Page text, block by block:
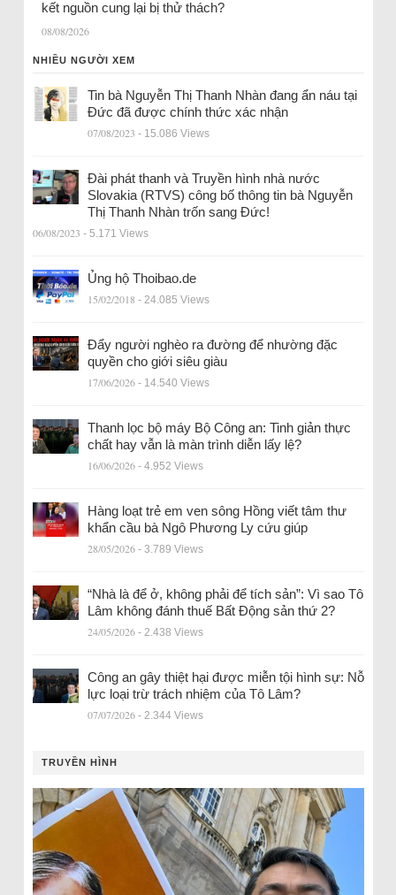
kết nguồn cung lại bị thử thách?
08/08/2026
NHIỀU NGƯỜI XEM
Tin bà Nguyễn Thị Thanh Nhàn đang ẩn náu tại
Đức đã được chính thức xác nhận
07/08/2023 - 15.086 Views
Đài phát thanh và Truyền hình nhà nước
Slovakia (RTVS) công bố thông tin bà Nguyễn
Thị Thanh Nhàn trốn sang Đức!
06/08/2023 - 5.171 Views
Ủng hộ Thoibao.de
15/02/2018 - 24.085 Views
Đẩy người nghèo ra đường để nhường đặc
quyền cho giới siêu giàu
17/06/2026 - 14.540 Views
Thanh lọc bộ máy Bộ Công an: Tinh giản thực
chất hay vẫn là màn trình diễn lấy lệ?
16/06/2026 - 4.952 Views
Hàng loạt trẻ em ven sông Hồng viết tâm thư
khẩn cầu bà Ngô Phương Ly cứu giúp
28/05/2026 - 3.789 Views
“Nhà là để ở, không phải để tích sản”: Vì sao Tô
Lâm không đánh thuế Bất Động sản thứ 2?
24/05/2026 - 2.438 Views
Công an gây thiệt hại được miễn tội hình sự: Nỗ
lực loại trừ trách nhiệm của Tô Lâm?
07/07/2026 - 2.344 Views
TRUYỀN HÌNH